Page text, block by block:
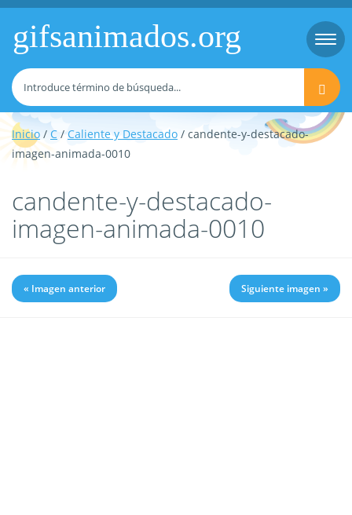
gifsanimados.org
Inicio / C /Caliente y Destacado / candente-y-destacado-
imagen-animada-0010
candente-y-destacado-
imagen-animada-0010
« Imagen anterior Siguiente imagen »